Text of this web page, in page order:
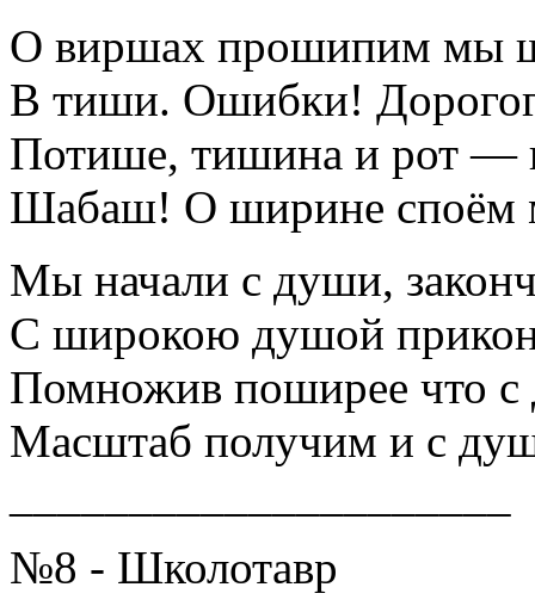
О виршах прошипим мы
В тиши. Ошибки!
Потише, тишина и рот —
Шабаш! О ширине споём
Мы начали с души,
С широкою душой
Помножив поширее что с
Масштаб получим и с
№8 - Школотавр